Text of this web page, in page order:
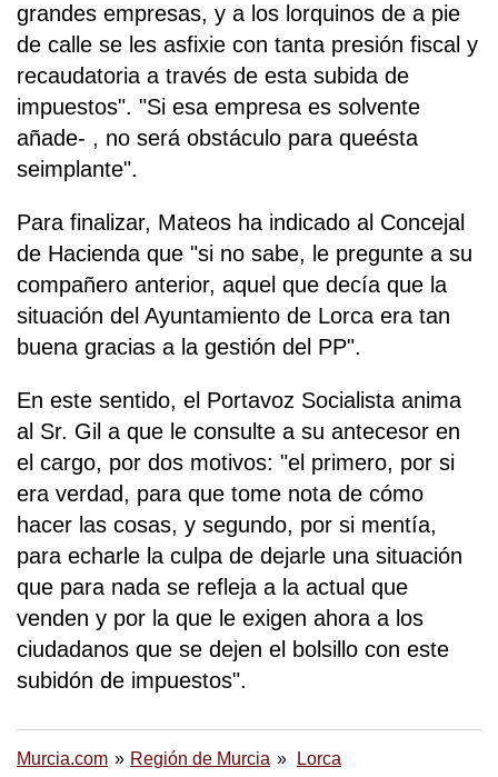
grandes empresas, y a los lorquinos de a pie
de calle se les asfixie con tanta presión fiscal y
recaudatoria a través de esta subida de
impuestos". "Si esa empresa es solvente
añade- , no será obstáculo para queésta
seimplante".
Para finalizar, Mateos ha indicado al Concejal
de Hacienda que "si no sabe, le pregunte a su
compañero anterior, aquel que decía que la
situación del Ayuntamiento de Lorca era tan
buena gracias a la gestión del PP".
En este sentido, el Portavoz Socialista anima
al Sr. Gil a que le consulte a su antecesor en
el cargo, por dos motivos: "el primero, por si
era verdad, para que tome nota de cómo
hacer las cosas, y segundo, por si mentía,
para echarle la culpa de dejarle una situación
que para nada se refleja a la actual que
venden y por la que le exigen ahora a los
ciudadanos que se dejen el bolsillo con este
subidón de impuestos".
Murcia.com Región de Murcia Lorca